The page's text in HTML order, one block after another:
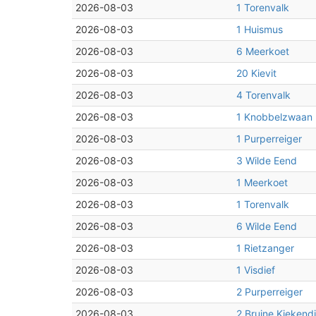
2026-08-03
1 Torenvalk
2026-08-03
1 Huismus
2026-08-03
6 Meerkoet
2026-08-03
20 Kievit
2026-08-03
4 Torenvalk
2026-08-03
1 Knobbelzwaan
2026-08-03
1 Purperreiger
2026-08-03
3 Wilde Eend
2026-08-03
1 Meerkoet
2026-08-03
1 Torenvalk
2026-08-03
6 Wilde Eend
2026-08-03
1 Rietzanger
2026-08-03
1 Visdief
2026-08-03
2 Purperreiger
2026-08-03
2 Bruine